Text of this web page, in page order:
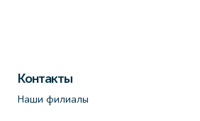
Контакты
Наши филиалы